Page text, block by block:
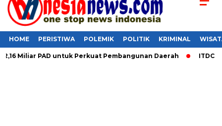
HOME PERISTIWA POLEMIK POLITIK KRIMINAL
PAD untuk Perkuat Pembangunan Daerah ITDC